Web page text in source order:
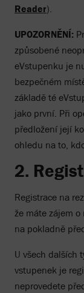
Reader).
UPOZORNĚNÍ:
způsobené
eVstupenku je
bezpečném
základě té
jako první. Při
předložení její
ohledu na to,
2.
Registrace na
že máte zájem
na pokladně
U všech dalších
vstupenek je
neprovedete